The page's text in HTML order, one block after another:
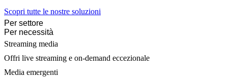
Scopri tutte le nostre soluzioni
Per settore
Per necessità
Streaming media
Offri live streaming e on-demand eccezionale
Media emergenti